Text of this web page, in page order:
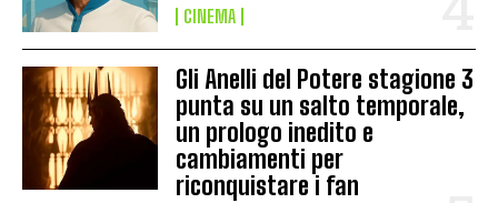
CINEMA
Gli Anelli del Potere stagione 3
punta su un salto temporale,
un prologo inedito e
cambiamenti per
riconquistare i fan